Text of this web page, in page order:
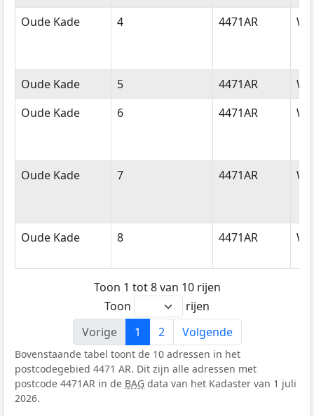
Oude Kade
4 4471AR
Oude Kade 5 4471AR
Oude Kade
6 4471AR
Oude Kade 7 4471AR
Oude Kade 8 4471AR
Toon 1 tot 8 van 10 rijen
Toon
rijen
Vorige
1 2 Volgende
Bovenstaande tabel toont de 10 adressen in het
postcodegebied 4471 AR. Dit zijn alle adressen met
postcode 4471AR in de BAG data van het Kadaster van 1 juli
2026.